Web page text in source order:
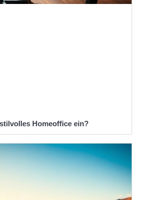
Homeoffice ein?